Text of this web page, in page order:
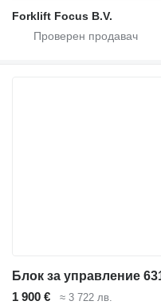
Forklift Focus B.V.
Блок за управление
1 900 €
≈ 3 722 лв.